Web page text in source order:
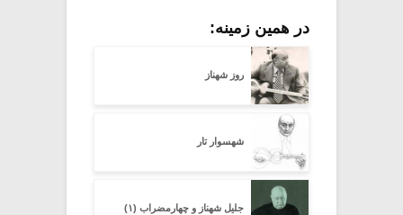
در همین زمینه:
روز شهناز
شهسوار تار
جلیل شهناز و چهارمضراب (۱)